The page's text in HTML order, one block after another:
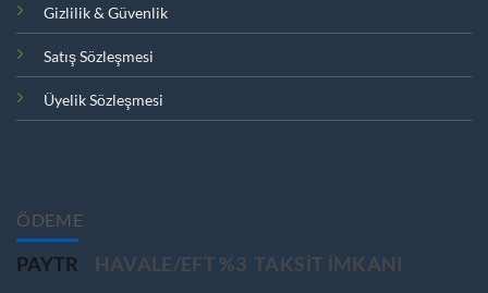
Gizlilik & Güvenlik
Satış Sözleşmesi
Üyelik Sözleşmesi
ÖDEME
PAYTR HAVALE/EFT %3 TAKSIT IMKANI